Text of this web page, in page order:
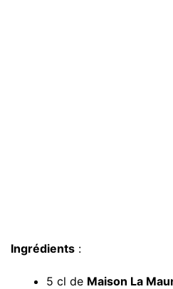
Ingrédients :
5 cl de Maison La